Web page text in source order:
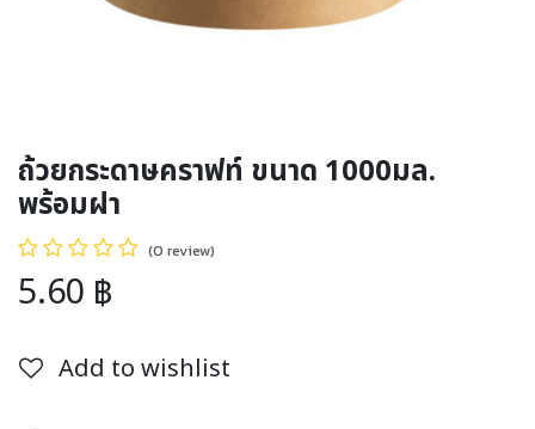
ถ้วยกระดาษคราฟท์ ขนาด 1000มล.
พร้อมฝา
(0 review)
5.60 ฿
Add to wishlist